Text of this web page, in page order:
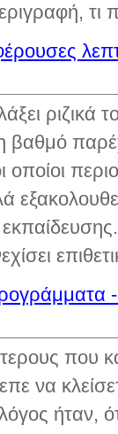
τι
ριζικά
βαθμό
οποίοι
-
που
να
ήταν,